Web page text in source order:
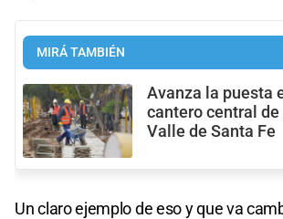
MIRÁ TAMBIÉN
Avanza la puesta
cantero central de
Valle de Santa Fe
Un claro ejemplo de eso y que va